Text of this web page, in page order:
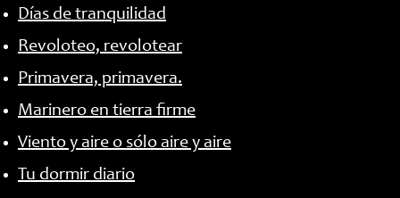
Días de tranquilidad
Revoloteo, revolotear
Primavera, primavera.
Marinero en tierra firme
Viento y aire o sólo aire y aire
Tu dormir diario